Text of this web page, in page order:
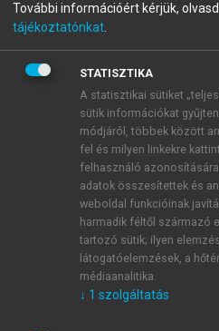
A regisztráció után a
BELÉPÉS SAJÁT
ÚJ FIÓK
1 óra díjmentes hozzáférés
E-MAIL-CÍM
További információért kérjük,
tájékoztatónkat
STATISZTIKA
A statisztikai sütiket
sütik információkat
módjáról, többek között
fel és milyen linkekre
felhasználó
adatok összesítettek és
weboldal funkcióinak
harmadik féltől származó
tartozó sütik; ilyen
látogatóelemzések, a
médiaanalitika.
↓ 1 szolgáltatás